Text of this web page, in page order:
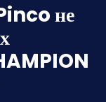
не